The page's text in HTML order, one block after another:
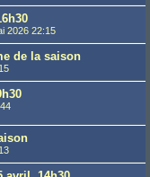
2026 22:15
de la saison